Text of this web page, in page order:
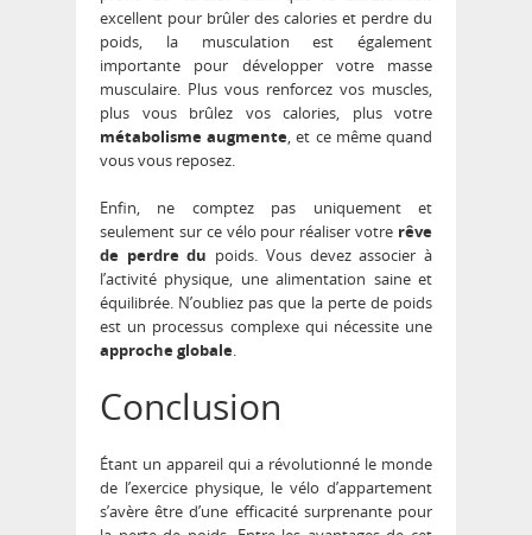
excellent pour brûler des calories et perdre du
poids, la musculation est également
importante pour développer votre masse
musculaire. Plus vous renforcez vos muscles,
plus vous brûlez vos calories, plus votre
métabolisme augmente, et ce même quand
vous vous reposez.
Enfin, ne comptez pas uniquement et
seulement sur ce vélo pour réaliser votre rêve
de perdre du poids. Vous devez associer à
l’activité physique, une alimentation saine et
équilibrée. N’oubliez pas que la perte de poids
est un processus complexe qui nécessite une
approche globale.
Conclusion
Étant un appareil qui a révolutionné le monde
de l’exercice physique, le vélo d’appartement
s’avère être d’une efficacité surprenante pour